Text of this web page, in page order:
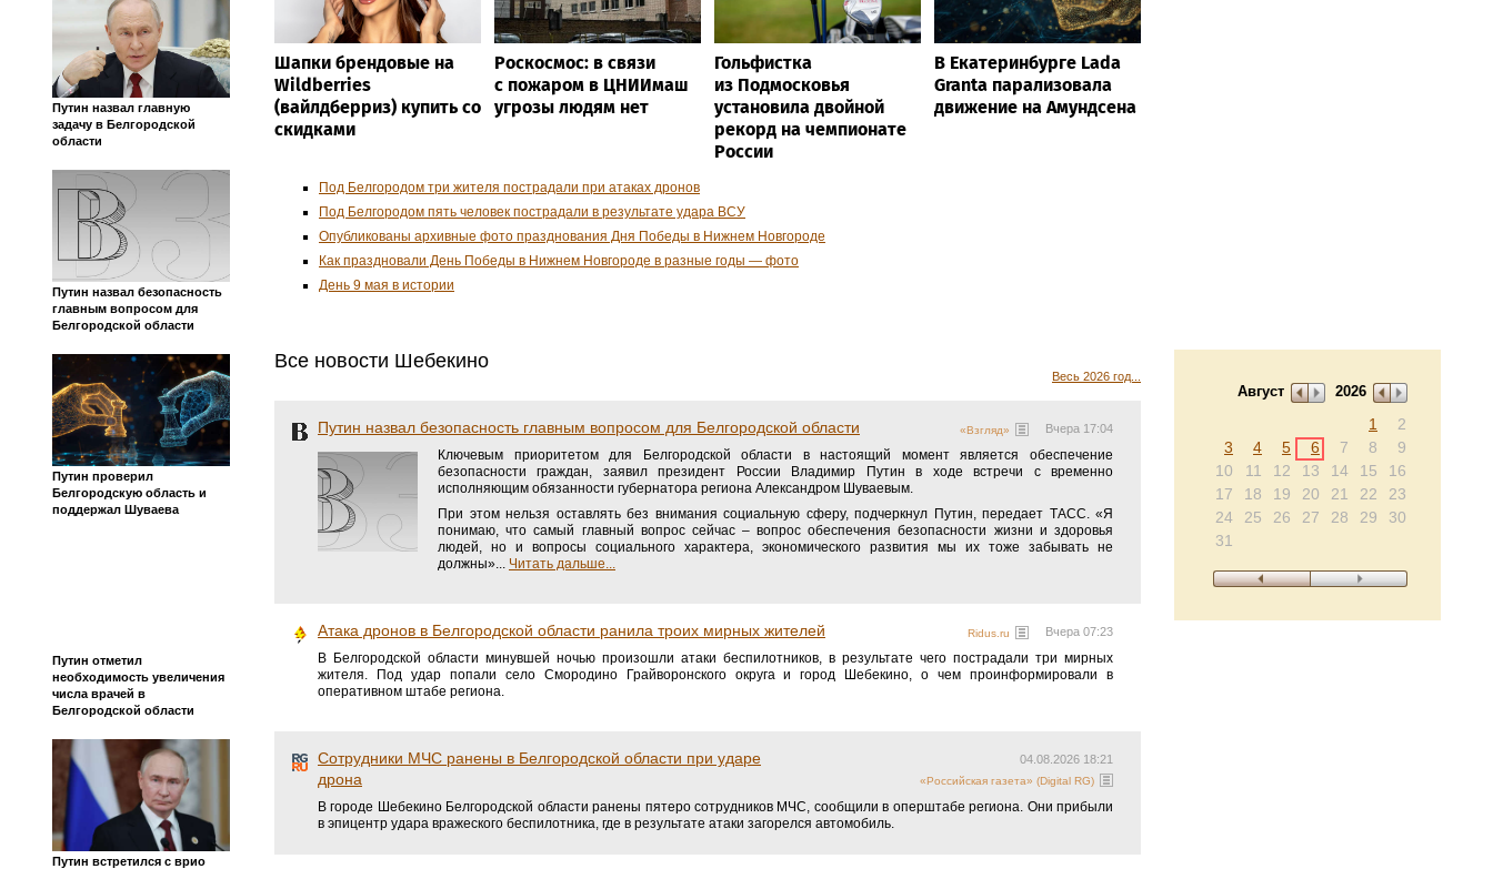
Путин назвал главную
задачу в Белгородской
области
Путин назвал безопасность
главным вопросом для
Белгородской области
Путин проверил
Белгородскую область и
поддержал Шуваева
Путин отметил
необходимость увеличения
числа врачей в
Белгородской области
Путин встретился с врио
Шапки брендовые на
Wildberries
(вайлдберриз) купить со
скидками
Роскосмос: в связи
с пожаром в ЦНИИмаш
угрозы людям нет
Гольфистка
из Подмосковья
установила двойной
рекорд на чемпионате
России
В Екатеринбурге Lada
Granta парализовала
движение на Амундсена
Под Белгородом три жителя пострадали при атаках дронов
Под Белгородом пять человек пострадали в результате удара ВСУ
Опубликованы архивные фото празднования Дня Победы в Нижнем Новгороде
Как праздновали День Победы в Нижнем Новгороде в разные годы — фото
День 9 мая в истории
Август 2026
1
2
3
4 5 6 7 8
9
10
11 12 13 14 15
16
17
18 19 20 21 22
23
24
25 26 27 28 29
30
31
Весь 2026 год...
Все новости Шебекино
Вчера 17:04
«Взгляд»
Путин назвал безопасность главным вопросом для Белгородской области
Ключевым приоритетом для Белгородской области в настоящий момент является обеспечение
безопасности граждан, заявил президент России Владимир Путин в ходе встречи с временно
исполняющим обязанности губернатора региона Александром Шуваевым.
При этом нельзя оставлять без внимания социальную сферу, подчеркнул Путин, передает ТАСС. «Я
понимаю, что самый главный вопрос сейчас – вопрос обеспечения безопасности жизни и здоровья
людей, но и вопросы социального характера, экономического развития мы их тоже забывать не
должны»... Читать дальше...
Вчера 07:23
Ridus.ru
Атака дронов в Белгородской области ранила троих мирных жителей
В Белгородской области минувшей ночью произошли атаки беспилотников, в результате чего пострадали три мирных
жителя. Под удар попали село Смородино Грайворонского округа и город Шебекино, о чем проинформировали в
оперативном штабе региона.
04.08.2026 18:21
«Российская газета» (Digital RG)
Сотрудники МЧС ранены в Белгородской области при ударе
дрона
В городе Шебекино Белгородской области ранены пятеро сотрудников МЧС, сообщили в оперштабе региона. Они прибыли
в эпицентр удара вражеского беспилотника, где в результате атаки загорелся автомобиль.